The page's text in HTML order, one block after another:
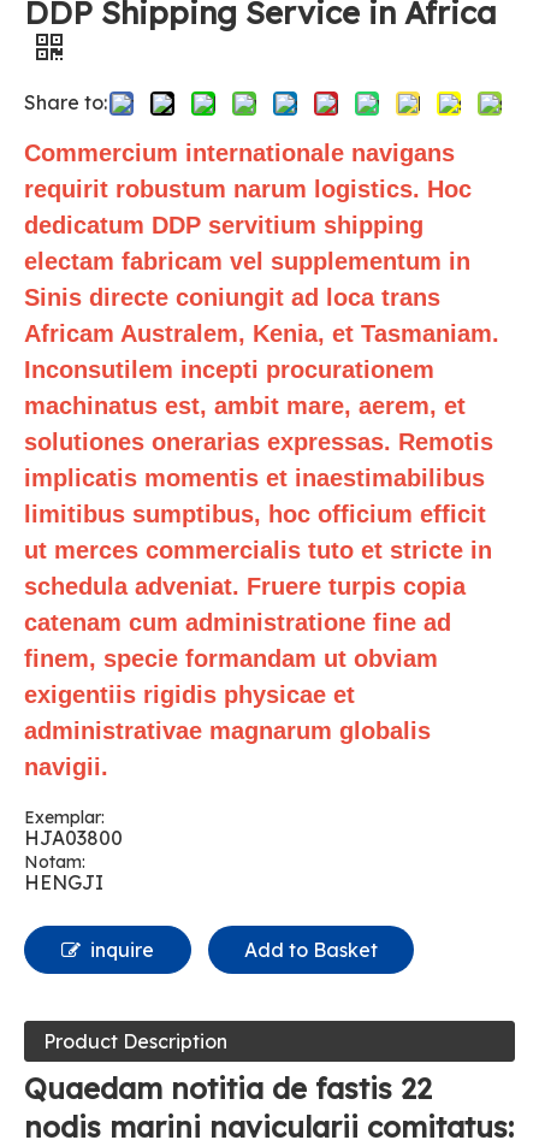
DDP Shipping Service in Africa
Share to:
Commercium internationale navigans
requirit robustum narum logistics. Hoc
dedicatum DDP servitium shipping
electam fabricam vel supplementum in
Sinis directe coniungit ad loca trans
Africam Australem, Kenia, et Tasmaniam.
Inconsutilem incepti procurationem
machinatus est, ambit mare, aerem, et
solutiones onerarias expressas. Remotis
implicatis momentis et inaestimabilibus
limitibus sumptibus, hoc officium efficit
ut merces commercialis tuto et stricte in
schedula adveniat. Fruere turpis copia
catenam cum administratione fine ad
finem, specie formandam ut obviam
exigentiis rigidis physicae et
administrativae magnarum globalis
navigii.
Exemplar:
HJA03800
Notam:
HENGJI
inquire Add to Basket
Product Description
Quaedam notitia de fastis 22
nodis marini navicularii comitatus: